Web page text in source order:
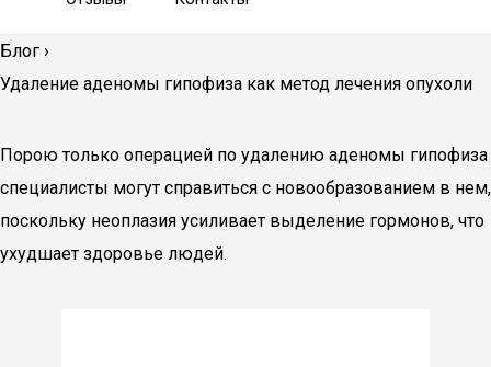
Блог ›
Удаление аденомы гипофиза как метод лечения опухоли
Порою только операцией по удалению аденомы гипофиза
специалисты могут справиться с новообразованием в нем,
поскольку неоплазия усиливает выделение гормонов, что
ухудшает здоровье людей.